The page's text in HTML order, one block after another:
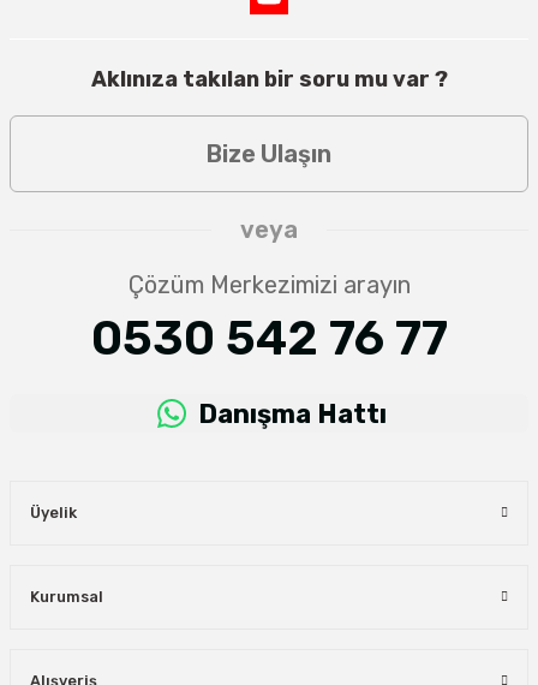
Aklınıza takılan bir soru mu var ?
Bize Ulaşın
veya
Çözüm Merkezimizi arayın
0530 542 76 77
Danışma Hattı
Üyelik
Kurumsal
Alışveriş